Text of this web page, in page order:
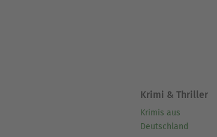
Krimi & Thriller
Krimis aus
Deutschland